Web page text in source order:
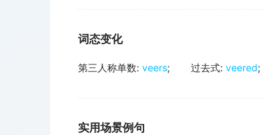
词态变化
第三人称单数: veers; 过去式: veered;
实用场景例句